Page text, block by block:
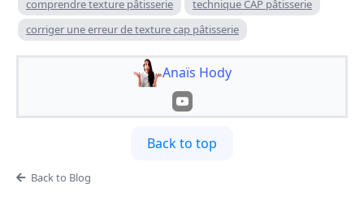
comprendre texture pâtisserie
technique CAP pâtisserie
corriger une erreur de texture cap pâtisserie
Anaïs Hody
Back to top
Back to Blog